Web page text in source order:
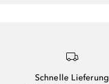
Schnelle Lieferung